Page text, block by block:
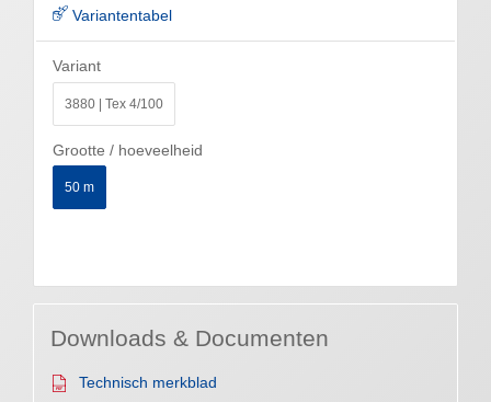
Variantentabel
Variant
3880 | Tex 4/100
Grootte / hoeveelheid
50 m
Downloads & Documenten
Technisch merkblad